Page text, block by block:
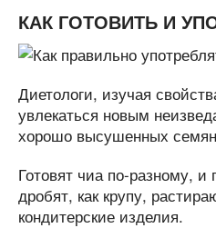
КАК ГОТОВИТЬ И
Диетологи, изучая
увлекаться новым
хорошо высушенных
Готовят чиа по-разному,
дробят, как крупу,
кондитерские изделия.